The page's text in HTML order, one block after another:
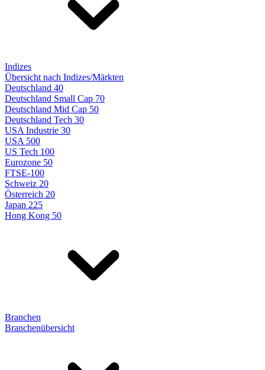
Indizes
Übersicht nach Indizes/Märkten
Deutschland 40
Deutschland Small Cap 70
Deutschland Mid Cap 50
Deutschland Tech 30
USA Industrie 30
USA 500
US Tech 100
Eurozone 50
FTSE-100
Schweiz 20
Österreich 20
Japan 225
Hong Kong 50
Branchen
Branchenübersicht